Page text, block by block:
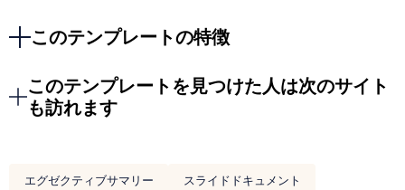
このテンプレートの特徴
このテンプレートを見つけた人は次のサイト
も訪れます
エグゼクティブサマリー
スライドドキュメント